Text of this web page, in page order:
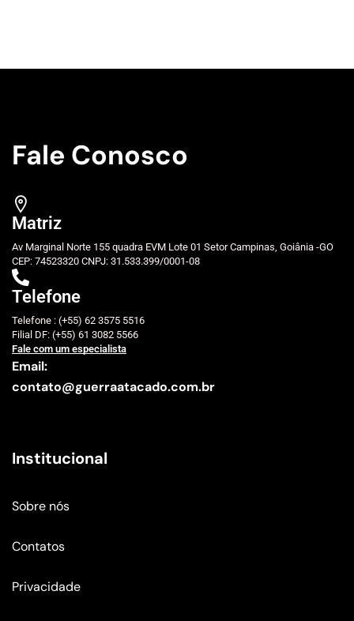
Fale Conosco
Matriz
Av Marginal Norte 155 quadra EVM Lote 01 Setor Campinas, Goiânia -GO
CEP: 74523320 CNPJ: 31.533.399/0001-08
Telefone
Telefone : (+55) 62 3575 5516
Filial DF: (+55) 61 3082 5566
Fale com um especialista
Email:
contato@guerraatacado.com.br
Institucional
Sobre nós
Contatos
Privacidade